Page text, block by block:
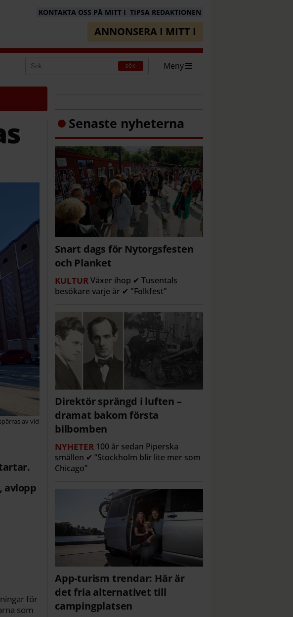
KONTAKTA OSS PÅ MITT I TIPSA REDAKTIONEN
ANNONSERA I MITT I
SÖK Meny
av vid
avlopp
för
som
Senaste nyheterna
Snart dags för Nytorgsfesten
och Planket
KULTUR Växer ihop ✔ Tusentals
besökare varje år ✔ "Folkfest"
Direktör sprängd i luften –
dramat bakom första
bilbomben
NYHETER 100 år sedan Piperska
smällen ✔ ”Stockholm blir lite mer som
Chicago”
App-turism trendar: Här är
det fria alternativet till
campingplatsen